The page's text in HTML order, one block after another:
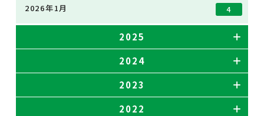
2026年1月 4
2025
2024
2023
2022